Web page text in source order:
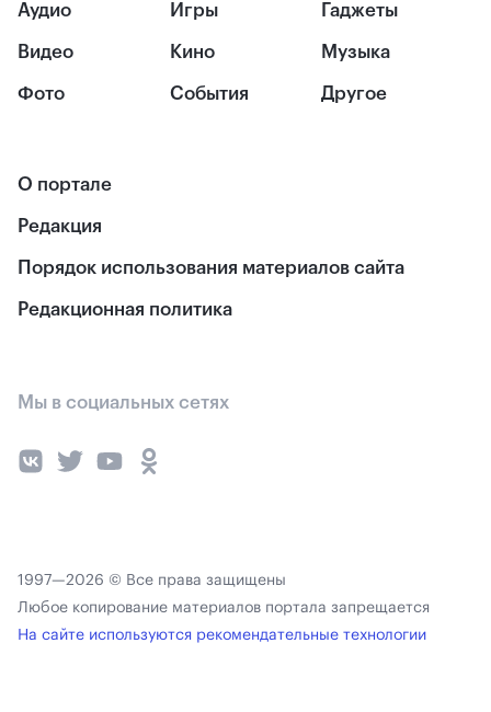
Аудио
Видео
Фото
Игры
Кино
События
Гаджеты
Музыка
Другое
О портале
Редакция
Порядок использования материалов сайта
Редакционная политика
Мы в социальных сетях
1997—2026 © Все права защищены
Любое копирование материалов портала запрещается
На сайте используются рекомендательные технологии